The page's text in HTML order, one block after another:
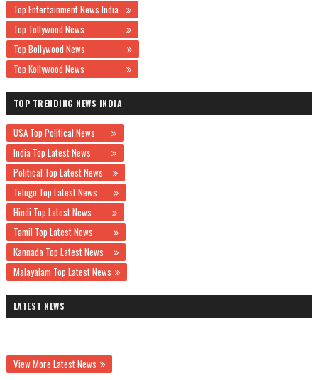
Top Entertainment News India
Top Tollywood News
Top Bollywood News
Top Kollywood News
TOP TRENDING NEWS INDIA
USA Top Political News
India Top Latest News
Political Top Latest News
Telugu Top Latest News
Hindi Top Latest News
Tamil Top Latest News
Kannada Top Latest News
Malayalam Top Latest News
LATEST NEWS
View More Latest News